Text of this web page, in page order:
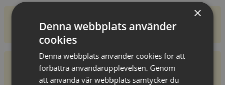
STS Alpresor erbjuder resor till Aspen Snowmass
för grupper om minst 15 personer vid förfrågan.
Antal liftar
Total pistlängd
×
Denna webbplats använder
cookies
Denna webbplats använder cookies för att
förbättra användarupplevelsen. Genom
att använda vår webbplats samtycker du